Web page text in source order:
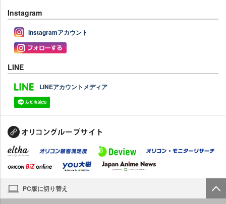
Instagram
Instagramアカウント
LINE
LINEアカウントメディア
PC版に切り替え